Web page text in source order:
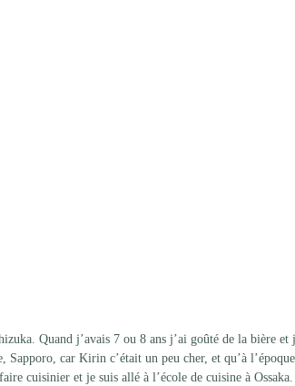
Quand j’avais 7 ou 8 ans j’ai goûté de la bière et
Sapporo, car Kirin c’était un peu cher, et qu’à
cuisinier et je suis allé à l’école de cuisine à